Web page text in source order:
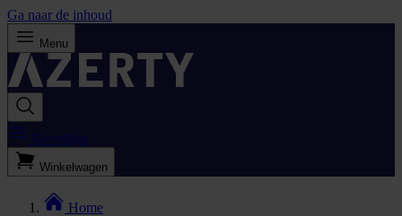
Ga naar de inhoud
Menu
Bestellijst
Winkelwagen
Home